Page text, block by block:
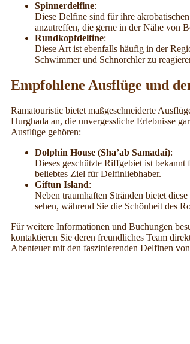
Spinnerdelfine:
Diese Delfine sind für ihre
anzutreffen, die gerne in der Nähe von
Rundkopfdelfine:
Diese Art ist ebenfalls häufig in der
Schwimmer und Schnorchler zu
Empfohlene Ausflüge und
Ramatouristic bietet maßgeschneiderte
Hurghada an, die unvergessliche Erlebnisse
Ausflüge gehören:
Dolphin House (Sha’ab Samadai):
Dieses geschützte Riffgebiet ist
beliebtes Ziel für Delfinliebhaber.
Giftun Island:
Neben traumhaften Stränden bietet
sehen, während Sie die Schönheit des
Für weitere Informationen und Buchungen
kontaktieren Sie deren freundliches Team
Abenteuer mit den faszinierenden Delfinen